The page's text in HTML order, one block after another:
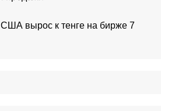
США вырос к тенге на бирже 7